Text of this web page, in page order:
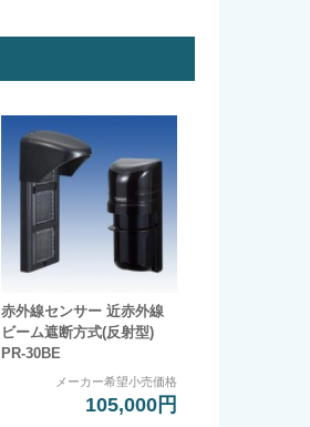
赤外線センサー 近赤外線
ビーム遮断方式(反射型)
PR-30BE
メーカー希望小売価格
105,000円